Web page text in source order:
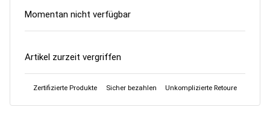
Momentan nicht verfügbar
Artikel zurzeit vergriffen
Zertifizierte Produkte Sicher bezahlen Unkomplizierte Retoure